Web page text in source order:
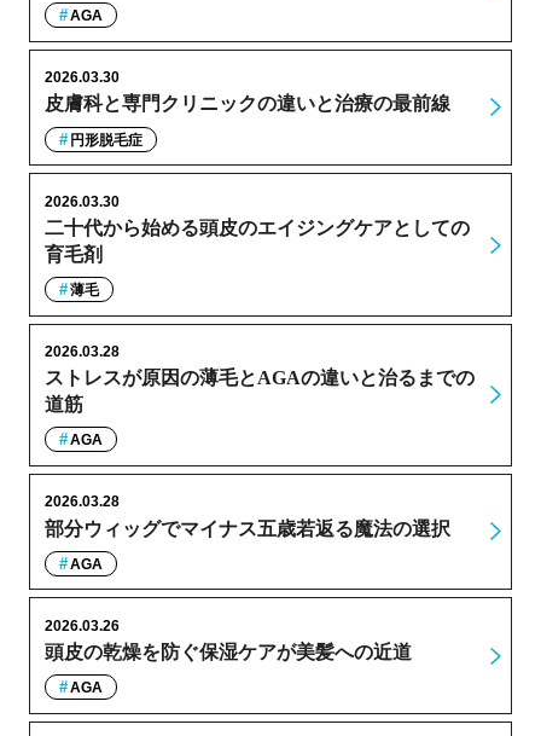
AGA
皮膚科と専門クリニックの違いと治療の最前線
2026.03.30
円形脱毛症
二十代から始める頭皮のエイジングケアとしての
育毛剤
2026.03.30
薄毛
ストレスが原因の薄毛とAGAの違いと治るまでの
道筋
2026.03.28
AGA
部分ウィッグでマイナス五歳若返る魔法の選択
2026.03.28
AGA
頭皮の乾燥を防ぐ保湿ケアが美髪への近道
2026.03.26
AGA